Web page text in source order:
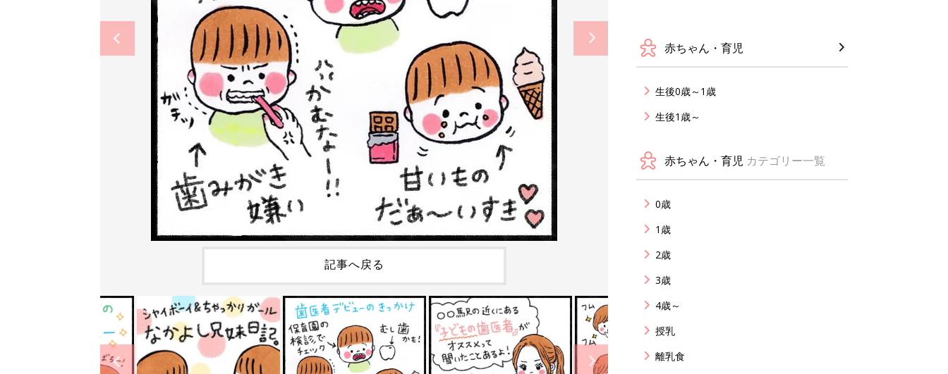
記事へ戻る
赤ちゃん・育児
生後0歳～1歳
生後1歳～
赤ちゃん・育児 カテゴリー一覧
0歳
1歳
2歳
3歳
4歳～
授乳
離乳食